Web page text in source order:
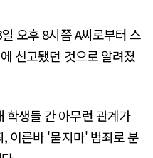
오후 8시쯤 A씨로부터 스
신고됐던 것으로 알려졌
학생들 간 아무런 관계가
이른바 '묻지마' 범죄로 분